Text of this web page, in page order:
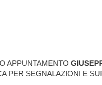
APPUNTAMENTO
PER SEGNALAZIONI E